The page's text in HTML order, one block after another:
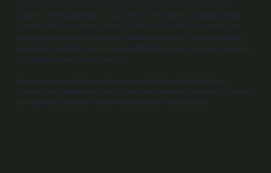
Sitemiz, 5651 Sayılı Kanun gereğince Bilgi Teknolojileri ve İletişim
Kurumu (BTK) tarafından onaylanmış bir Yer Sağlayıcı olarak hizmet
vermektedir. Bu nedenle, sitedeki içerikleri proaktif olarak denetleme
veya araştırma yükümlülüğümüz bulunmamaktadır. Ancak, üyelerimiz
yazdıkları içeriklerin sorumluluğunu taşımakta olup, siteye üye olarak bu
sorumluluğu kabul etmiş sayılırlar.
Hukuka ve yasal düzenlemelere aykırı olduğunu düşündüğünüz
içerikleri,
backlinkpanelicomtr@gmail.com adresine bildirmeniz halinde,
ilgili içerikler yasal süre içerisinde sitemizden kaldırılacaktır.